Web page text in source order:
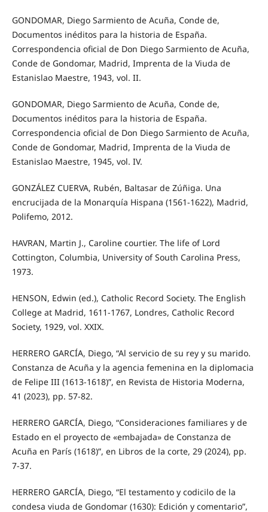
GONDOMAR, Diego Sarmiento de Acuña, Conde de,
Documentos inéditos para la historia de España.
Correspondencia oficial de Don Diego Sarmiento de Acuña,
Conde de Gondomar, Madrid, Imprenta de la Viuda de
Estanislao Maestre, 1943, vol. II.
GONDOMAR, Diego Sarmiento de Acuña, Conde de,
Documentos inéditos para la historia de España.
Correspondencia oficial de Don Diego Sarmiento de Acuña,
Conde de Gondomar, Madrid, Imprenta de la Viuda de
Estanislao Maestre, 1945, vol. IV.
GONZÁLEZ CUERVA, Rubén, Baltasar de Zúñiga. Una
encrucijada de la Monarquía Hispana (1561-1622), Madrid,
Polifemo, 2012.
HAVRAN, Martin J., Caroline courtier. The life of Lord
Cottington, Columbia, University of South Carolina Press,
1973.
HENSON, Edwin (ed.), Catholic Record Society. The English
College at Madrid, 1611-1767, Londres, Catholic Record
Society, 1929, vol. XXIX.
HERRERO GARCÍA, Diego, “Al servicio de su rey y su marido.
Constanza de Acuña y la agencia femenina en la diplomacia
de Felipe III (1613-1618)”, en Revista de Historia Moderna,
41 (2023), pp. 57-82.
HERRERO GARCÍA, Diego, “Consideraciones familiares y de
Estado en el proyecto de «embajada» de Constanza de
Acuña en París (1618)”, en Libros de la corte, 29 (2024), pp.
7-37.
HERRERO GARCÍA, Diego, “El testamento y codicilo de la
condesa viuda de Gondomar (1630): Edición y comentario”,